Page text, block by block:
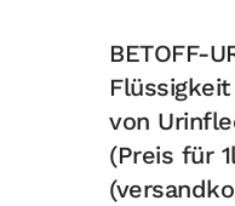
BETOFF-
von
(Preis für